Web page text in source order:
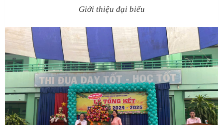
Giới thiệu đại biểu